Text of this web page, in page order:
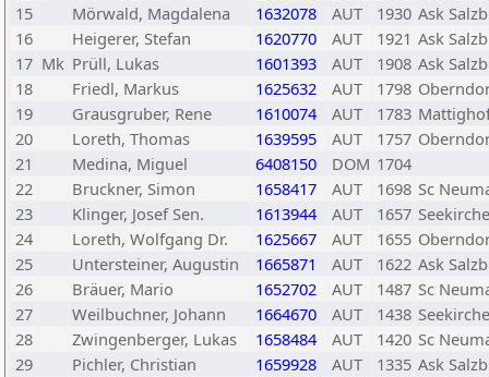
15
Mörwald, Magdalena 1632078 AUT 1930 Ask
16
Heigerer, Stefan 1620770 AUT 1921 Ask
17 Mk Prüll, Lukas 1601393 AUT 1908 Ask
18
Friedl, Markus 1625632 AUT 1798
19
Grausgruber, Rene 1610074 AUT 1783
20
Loreth, Thomas 1639595 AUT 1757
21
Medina, Miguel 6408150 DOM 1704
22
Bruckner, Simon 1658417 AUT 1698 Sc
23
Klinger, Josef Sen. 1613944 AUT 1657
24
Loreth, Wolfgang Dr. 1625667 AUT 1655
25
Untersteiner, Augustin 1665871 AUT 1622 Ask
26
Bräuer, Mario 1652702 AUT 1487 Sc
27
Weilbuchner, Johann 1664670 AUT 1438
28
Zwingenberger, Lukas 1658484 AUT 1420 Sc
29
Pichler, Christian 1659928 AUT 1335 Ask